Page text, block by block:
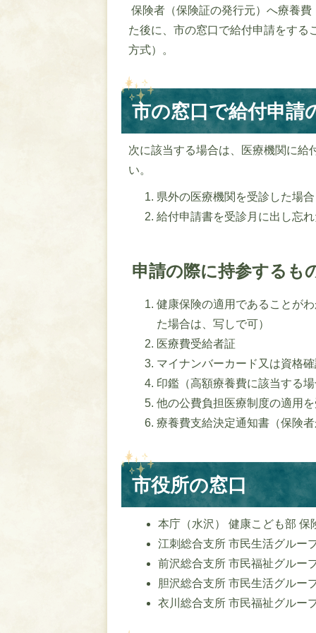
保険者（保険証の発行元）へ療養
た後に、市の窓口で給付申請をする
方式）。
市の窓口で給付申請
次に該当する場合は、医療機関に給
い。
県外の医療機関を受診した場合
給付申請書を受診月に出し忘
申請の際に持参するも
健康保険の適用であることが
た場合は、写しで可）
医療費受給者証
マイナンバーカード又は資格
印鑑（高額療養費に該当する
他の公費負担医療制度の適用
療養費支給決定通知書（保険
市役所の窓口
本庁（水沢） 健康こども部 保
江刺総合支所 市民生活グルー
前沢総合支所 市民福祉グルー
胆沢総合支所 市民生活グルー
衣川総合支所 市民福祉グルー